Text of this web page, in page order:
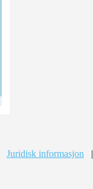
Juridisk informasjon |